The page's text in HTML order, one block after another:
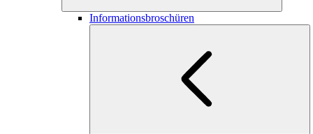
Informationsbroschüren